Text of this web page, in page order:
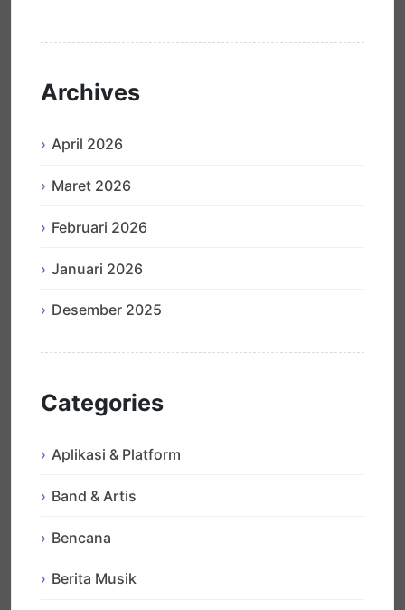
Archives
April 2026
Maret 2026
Februari 2026
Januari 2026
Desember 2025
Categories
Aplikasi & Platform
Band & Artis
Bencana
Berita Musik